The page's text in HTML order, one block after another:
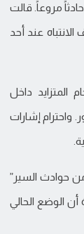
مروعاً. قالت
عند أحد
المتزايد داخل
واحترام إشارات
حوادث السير”
الوضع الحالي